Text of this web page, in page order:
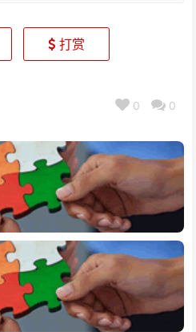
打赏
0 0